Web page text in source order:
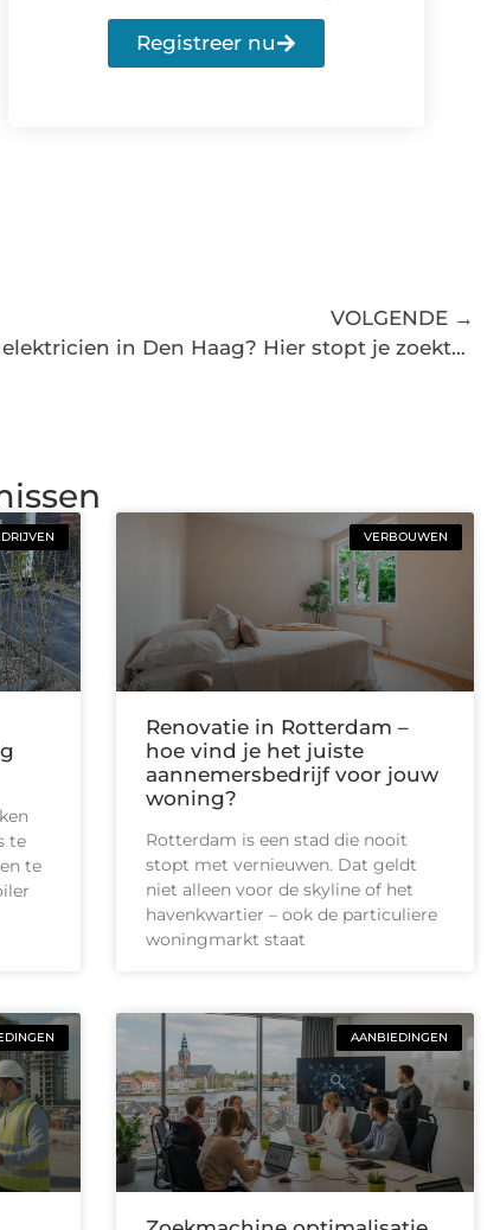
Registreer nu
VOLGENDE →
Met spoed op zoek naar een elektricien in Den Haag? Hier stopt je zoektocht!
te
te
VERBOUWEN
Renovatie in Rotterdam –
hoe vind je het juiste
aannemersbedrijf voor jouw
woning?
Rotterdam is een stad die nooit
stopt met vernieuwen. Dat geldt
niet alleen voor de skyline of het
havenkwartier – ook de particuliere
woningmarkt staat
AANBIEDINGEN